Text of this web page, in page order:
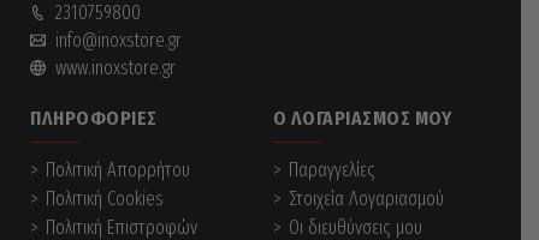
2310759800
info@inoxstore.gr
www.inoxstore.gr
ΠΛΗΡΟΦΟΡΊΕΣ
Πολιτική Απορρήτου
Πολιτική Cookies
Πολιτική Επιστροφών
Ο ΛΟΓΑΡΙΑΣΜΌΣ ΜΟΥ
Παραγγελίες
Στοιχεία Λογαριασμού
Οι διευθύνσεις μου